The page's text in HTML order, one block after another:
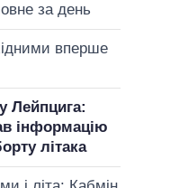
за день
вперше
Лейпцига:
інформацію
літака